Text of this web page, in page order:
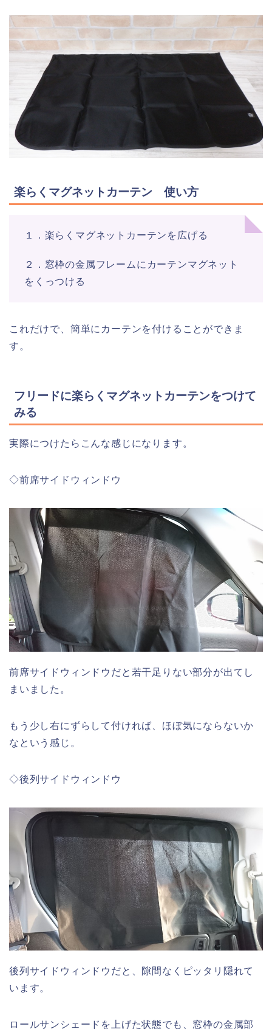
楽らくマグネットカーテン 使い方
１．楽らくマグネットカーテンを広げる
２．窓枠の金属フレームにカーテンマグネット
をくっつける
これだけで、簡単にカーテンを付けることができま
す。
フリードに楽らくマグネットカーテンをつけて
みる
実際につけたらこんな感じになります。
◇前席サイドウィンドウ
前席サイドウィンドウだと若干足りない部分が出てし
まいました。
もう少し右にずらして付ければ、ほぼ気にならないか
なという感じ。
◇後列サイドウィンドウ
後列サイドウィンドウだと、隙間なくピッタリ隠れて
います。
ロールサンシェードを上げた状態でも、窓枠の金属部